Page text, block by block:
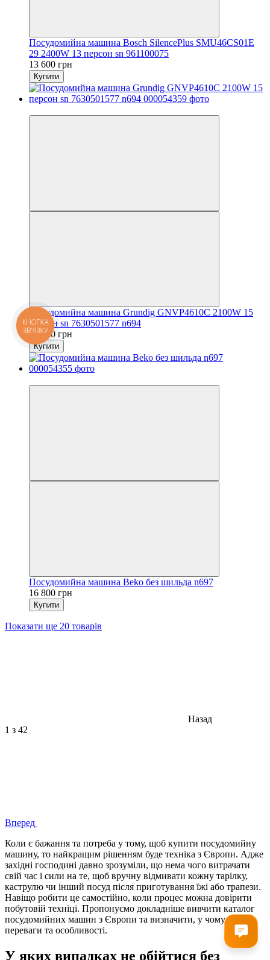
Посудомийна машина Bosch SilencePlus SMU46CS01E
29 2400W 13 персон sn 961100075
13 600 грн
Купити
Посудомийна машина Grundig GNVP4610C 2100W 15
персон sn 7630501577 n694
20 800 грн
Купити
Посудомийна машина Beko без шильда n697
16 800 грн
Купити
Показати ще 20 товарів
Назад
1 з 42
Вперед
Коли є бажання та потреба у тому, щоб купити посудомийну
машину, то найкращим рішенням буде техніка з Європи. Адже
західні господині давно зрозуміли, що нема чого витрачати
свій час і сили на те, щоб вручну відмивати кожну тарілку,
каструлю чи інший посуд після приготування їжі або трапези.
Навіщо робити це самостійно, коли процес можна довірити
побутовій техніці. Пропонуємо докладніше вивчити каталог
посудомийних машин з Європи та визначити, у чому їх
переваги та особливості.
У яких випадках не обійтися без
КНОПКА
ЗВ'ЯЗКУ